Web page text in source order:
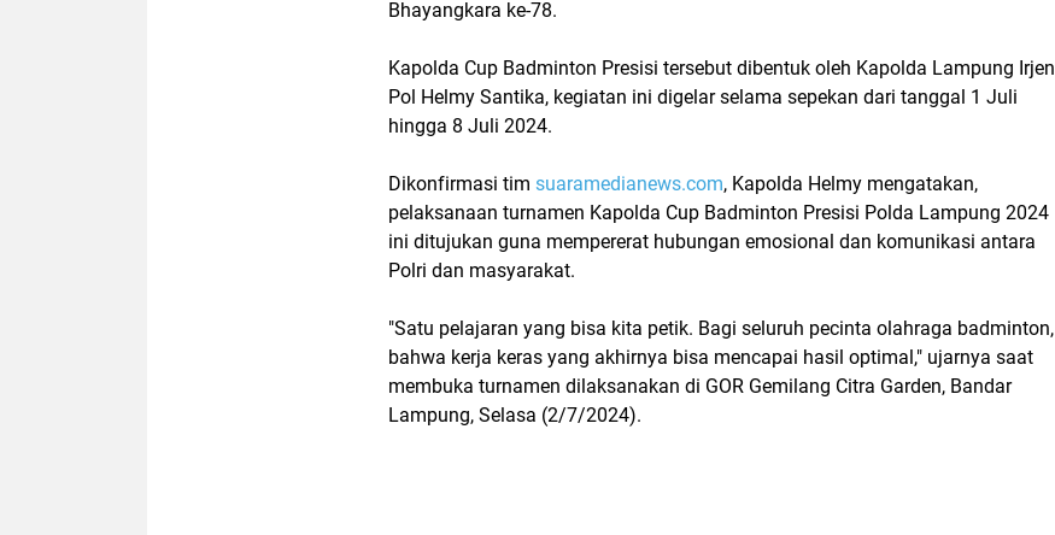
Bhayangkara ke-78.
Kapolda Cup Badminton Presisi tersebut dibentuk oleh Kapolda Lampung Irjen
Pol Helmy Santika, kegiatan ini digelar selama sepekan dari tanggal 1 Juli
hingga 8 Juli 2024.
Dikonfirmasi tim suaramedianews.com, Kapolda Helmy mengatakan,
pelaksanaan turnamen Kapolda Cup Badminton Presisi Polda Lampung 2024
ini ditujukan guna mempererat hubungan emosional dan komunikasi antara
Polri dan masyarakat.
"Satu pelajaran yang bisa kita petik. Bagi seluruh pecinta olahraga badminton,
bahwa kerja keras yang akhirnya bisa mencapai hasil optimal," ujarnya saat
membuka turnamen dilaksanakan di GOR Gemilang Citra Garden, Bandar
Lampung, Selasa (2/7/2024).